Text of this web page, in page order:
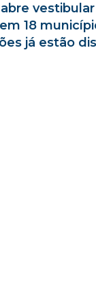
abre
18
já estão